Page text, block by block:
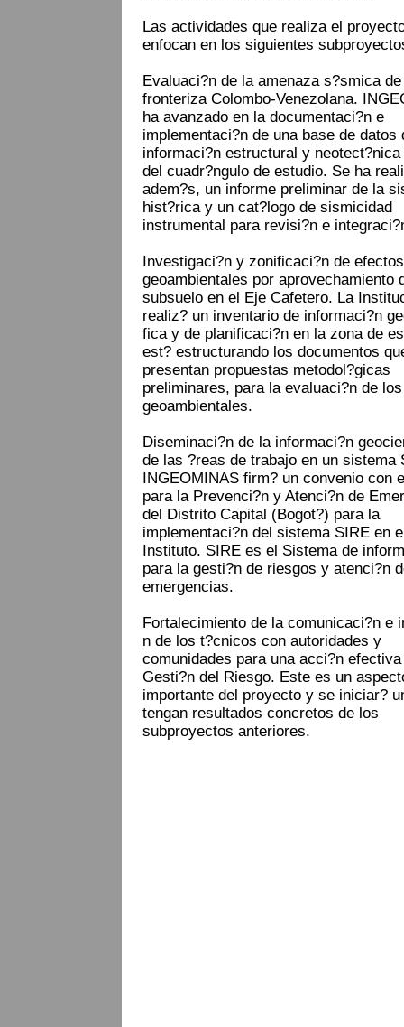
Las actividades que realiza el
enfocan en los siguientes
Evaluaci?n de la amenaza s?smica
fronteriza Colombo-Venezolana.
ha avanzado en la documentaci?n e
implementaci?n de una base de datos
informaci?n estructural y neotect?nica
del cuadr?ngulo de estudio. Se ha
adem?s, un informe preliminar de la
hist?rica y un cat?logo de sismicidad
instrumental para revisi?n e
Investigaci?n y zonificaci?n de efectos
geoambientales por aprovechamiento
subsuelo en el Eje Cafetero. La
realiz? un inventario de informaci?n
fica y de planificaci?n en la zona de
est? estructurando los documentos
presentan propuestas metodol?gicas
preliminares, para la evaluaci?n de
geoambientales.
Diseminaci?n de la informaci?n
de las ?reas de trabajo en un sistema
INGEOMINAS firm? un convenio con
para la Prevenci?n y Atenci?n de
del Distrito Capital (Bogot?) para la
implementaci?n del sistema SIRE en
Instituto. SIRE es el Sistema de
para la gesti?n de riesgos y atenci?n
emergencias.
Fortalecimiento de la comunicaci?n e
n de los t?cnicos con autoridades y
comunidades para una acci?n
Gesti?n del Riesgo. Este es un
importante del proyecto y se iniciar?
tengan resultados concretos de los
subproyectos anteriores.